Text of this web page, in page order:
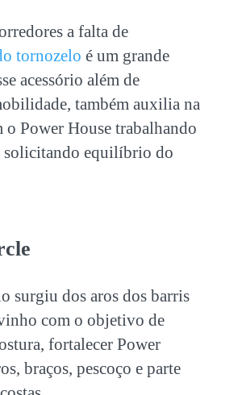
a falta de
tornozelo é um grande
acessório além de
também auxilia na
o Power House trabalhando
solicitando equilíbrio do
surgiu dos aros dos barris
com o objetivo de
fortalecer Power
braços, pescoço e parte